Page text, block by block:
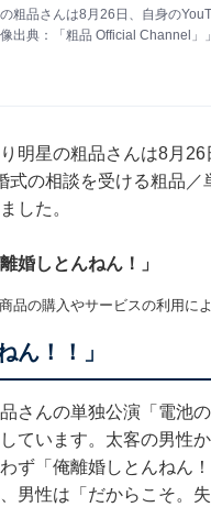
粗品さんは8月26日、自身の
出典：「粗品 Official Channel」
明星の粗品さんは8月
式の相談を受ける粗品
した。
婚しとんねん！」
品の購入やサービスの利用に
ん！！」
さんの単独公演「電池
ています。太客の男性
ず「俺離婚しとんねん
男性は「だからこそ。